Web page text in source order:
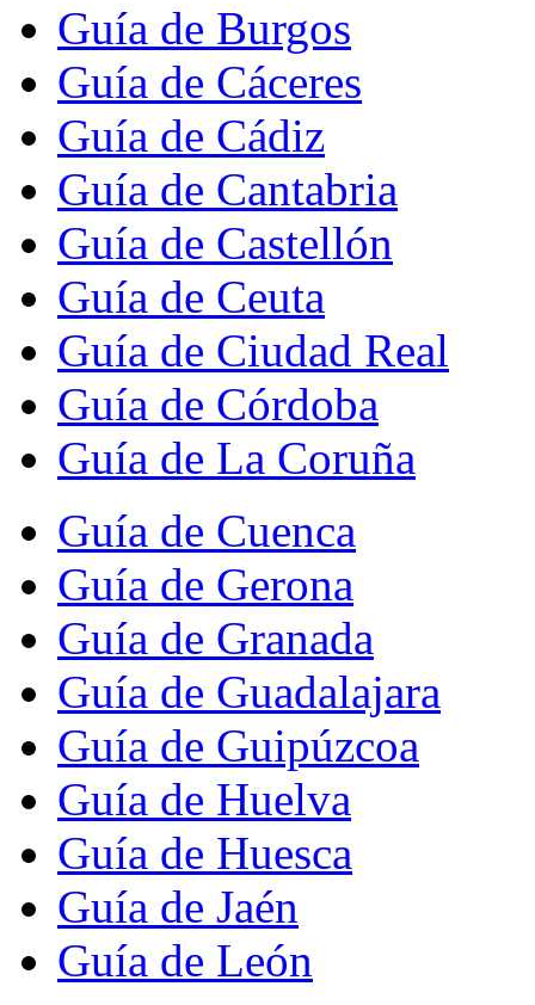
Guía de Burgos
Guía de Cáceres
Guía de Cádiz
Guía de Cantabria
Guía de Castellón
Guía de Ceuta
Guía de Ciudad Real
Guía de Córdoba
Guía de La Coruña
Guía de Cuenca
Guía de Gerona
Guía de Granada
Guía de Guadalajara
Guía de Guipúzcoa
Guía de Huelva
Guía de Huesca
Guía de Jaén
Guía de León